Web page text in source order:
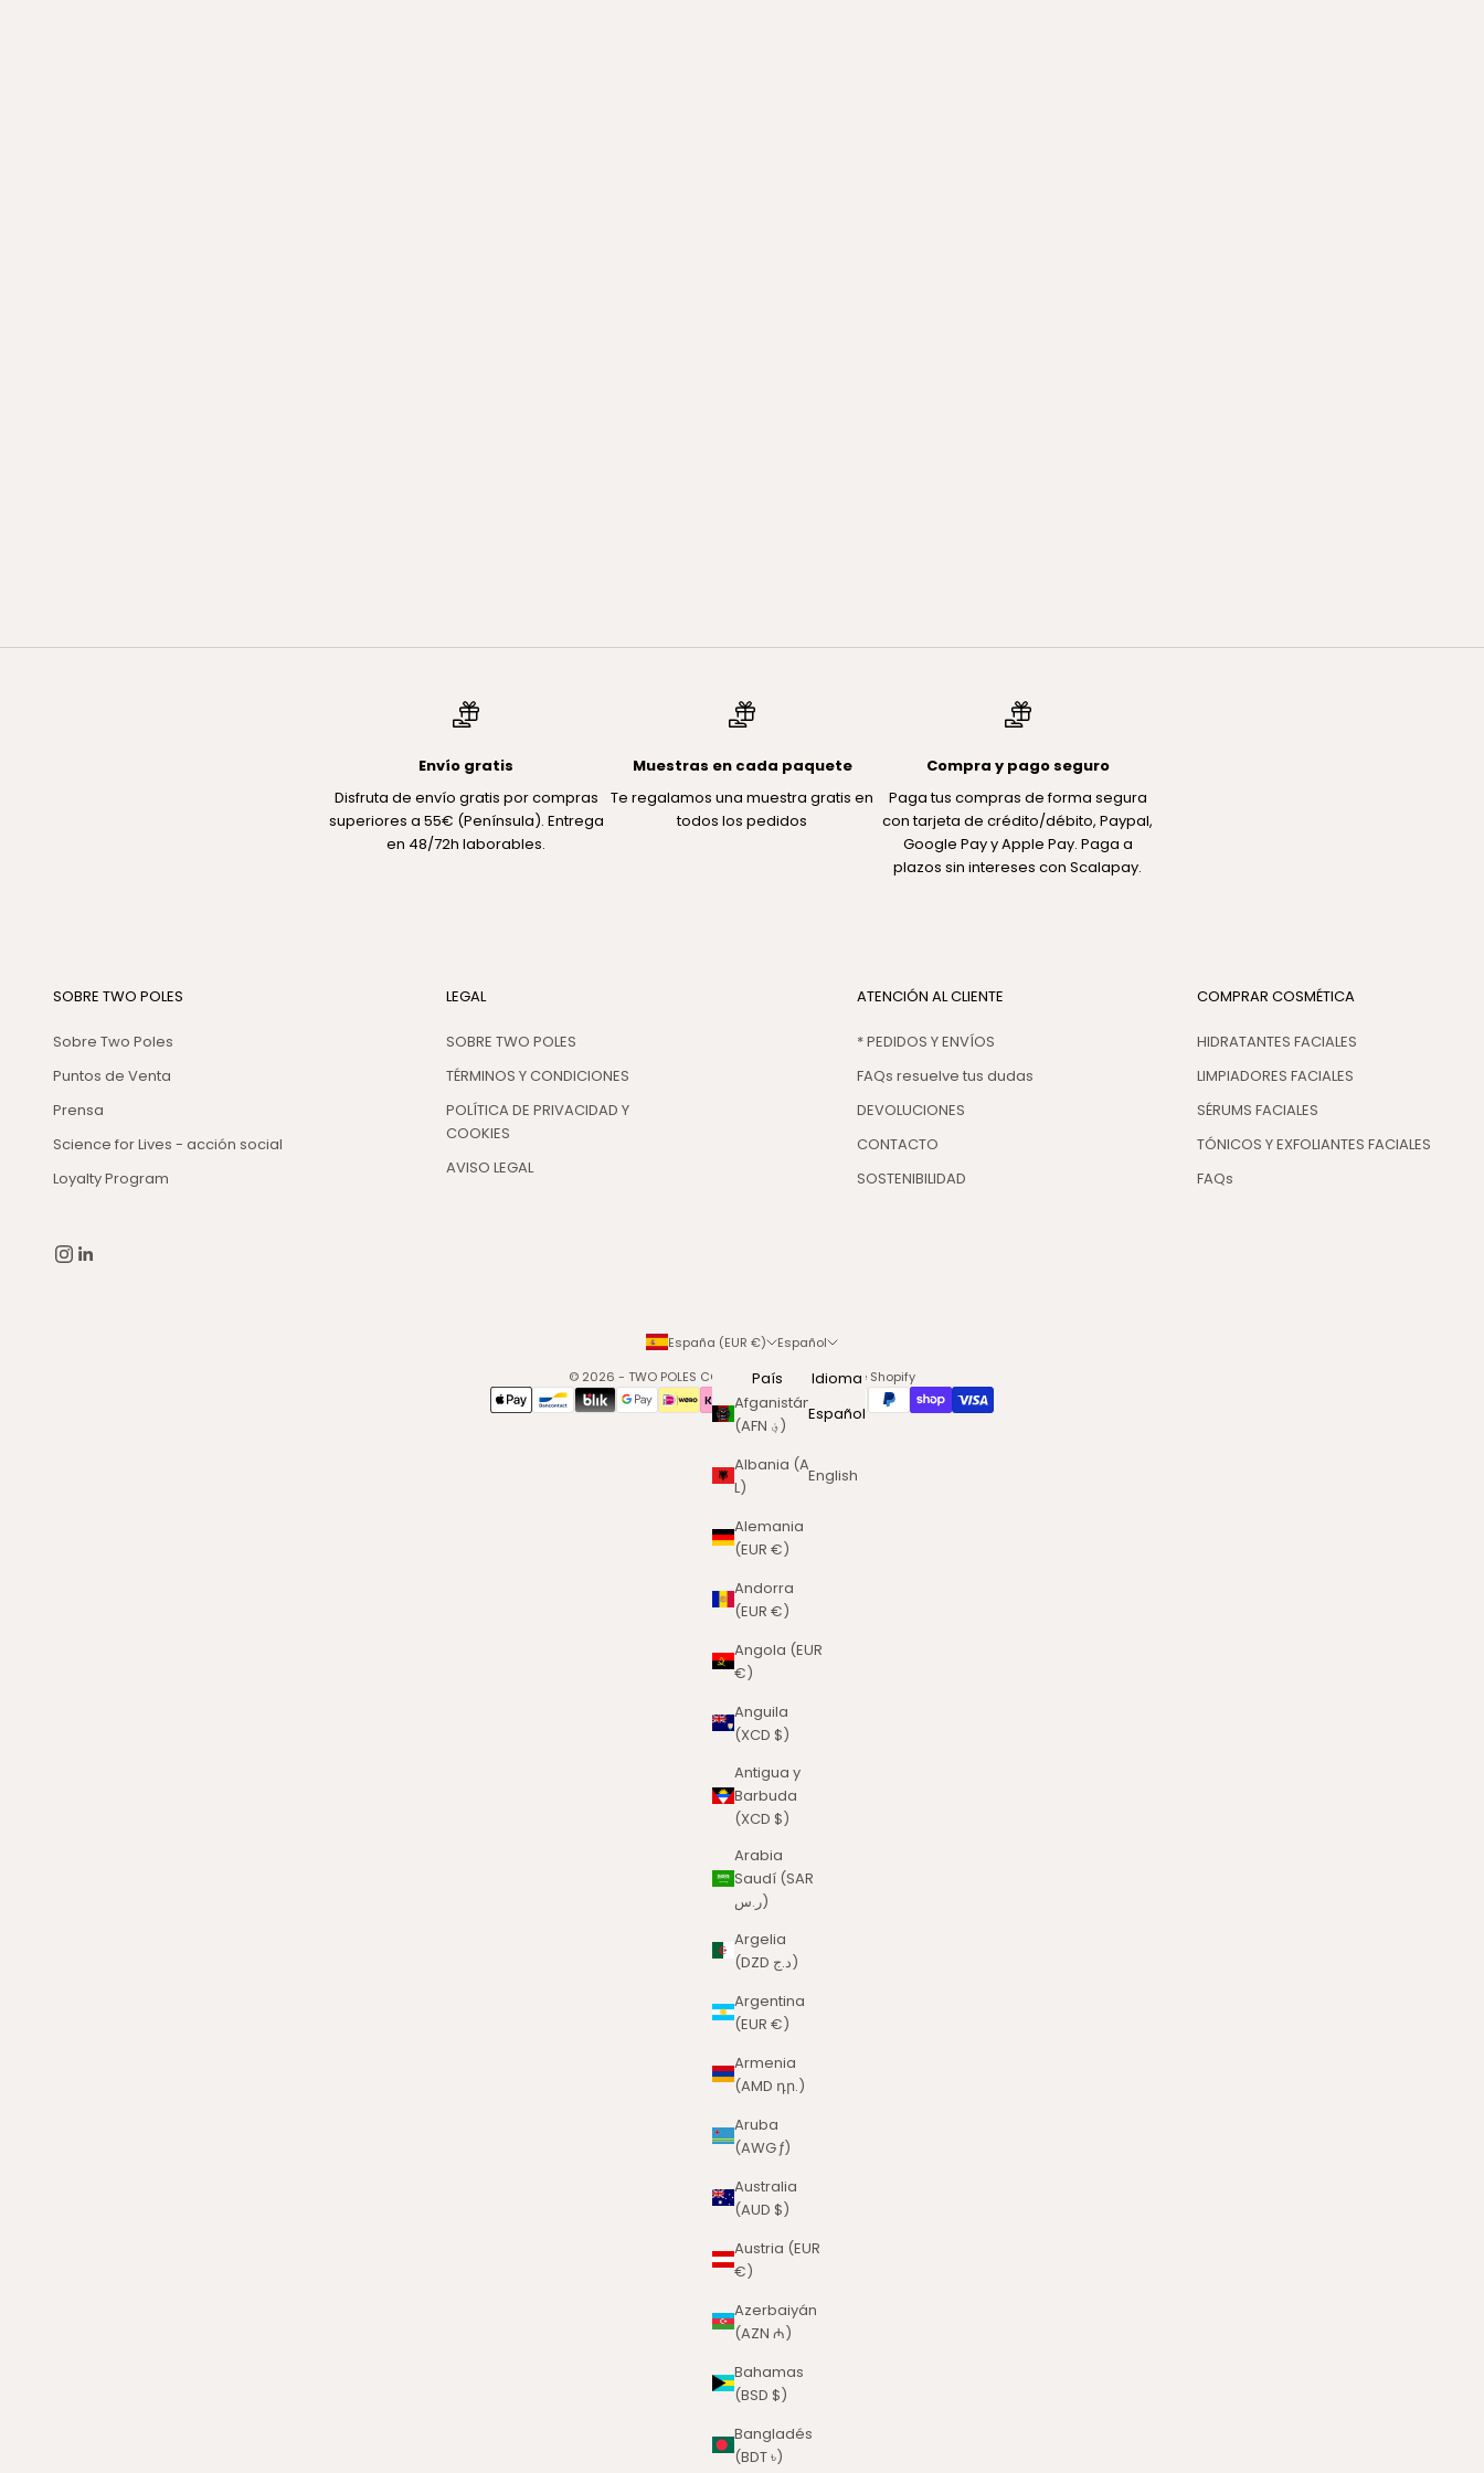
Envío gratis
Disfruta de envío gratis por compras
superiores a 55€ (Península). Entrega
en 48/72h laborables.
Muestras en cada paquete
Te regalamos una muestra gratis en
todos los pedidos
Compra y pago seguro
Paga tus compras de forma segura
con tarjeta de crédito/débito, Paypal,
Google Pay y Apple Pay. Paga a
plazos sin intereses con Scalapay.
SOBRE TWO POLES
Sobre Two Poles
Puntos de Venta
Prensa
Science for Lives - acción social
Loyalty Program
LEGAL
SOBRE TWO POLES
TÉRMINOS Y CONDICIONES
POLÍTICA DE PRIVACIDAD Y
COOKIES
AVISO LEGAL
ATENCIÓN AL CLIENTE
* PEDIDOS Y ENVÍOS
FAQs resuelve tus dudas
DEVOLUCIONES
CONTACTO
SOSTENIBILIDAD
COMPRAR COSMÉTICA
HIDRATANTES FACIALES
LIMPIADORES FACIALES
SÉRUMS FACIALES
TÓNICOS Y EXFOLIANTES FACIALES
FAQs
España (EUR €)
País
Afganistán
(AFN ؋)
Albania (ALL
L)
Alemania
(EUR €)
Andorra
(EUR €)
Angola (EUR
€)
Anguila
(XCD $)
Antigua y
Barbuda
(XCD $)
Arabia
Saudí (SAR
ر.س)
Argelia
(DZD د.ج)
Argentina
(EUR €)
Armenia
(AMD դր.)
Aruba
(AWG ƒ)
Australia
(AUD $)
Austria (EUR
€)
Azerbaiyán
(AZN ₼)
Bahamas
(BSD $)
Bangladés
(BDT ৳)
Español
Idioma
Español
English
© 2026 - TWO POLES COSMETICSTecnología de Shopify